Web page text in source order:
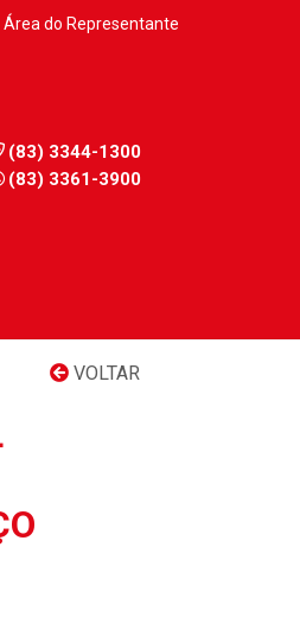
Área do Representante
(83) 3344-1300
(83) 3361-3900
VOLTAR